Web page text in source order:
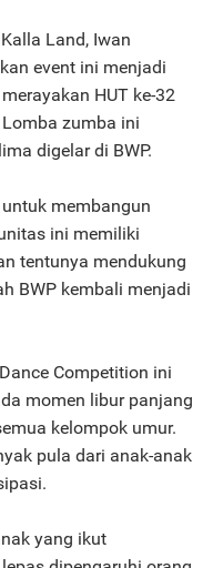
Land, Iwan
event ini menjadi
HUT ke-32
Lomba zumba ini
digelar di BWP.
membangun
ini memiliki
tentunya mendukung
BWP kembali menjadi
Competition ini
momen libur panjang
kelompok umur.
pula dari anak-anak
yang ikut